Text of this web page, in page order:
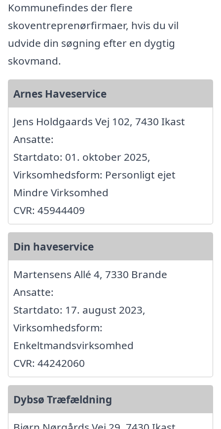
Kommunefindes der flere
skoventreprenørfirmaer, hvis du vil
udvide din søgning efter en dygtig
skovmand.
Arnes Haveservice
Jens Holdgaards Vej 102, 7430 Ikast
Ansatte:
Startdato: 01. oktober 2025,
Virksomhedsform: Personligt ejet
Mindre Virksomhed
CVR: 45944409
Din haveservice
Martensens Allé 4, 7330 Brande
Ansatte:
Startdato: 17. august 2023,
Virksomhedsform:
Enkeltmandsvirksomhed
CVR: 44242060
Dybsø Træfældning